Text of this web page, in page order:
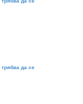
да се